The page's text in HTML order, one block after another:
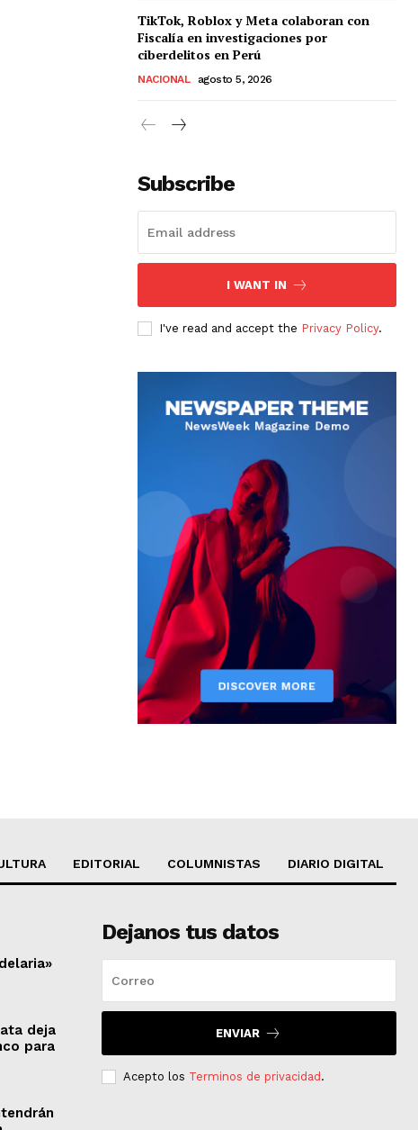
TikTok, Roblox y Meta colaboran con
Fiscalía en investigaciones por
ciberdelitos en Perú
NACIONAL agosto 5, 2026
Subscribe
I WANT IN
I've read and accept the Privacy Policy.
EDITORIAL COLUMNISTAS DIARIO DIGITAL
deja
para
Dejanos tus datos
ENVIAR
Acepto los Terminos de privacidad .